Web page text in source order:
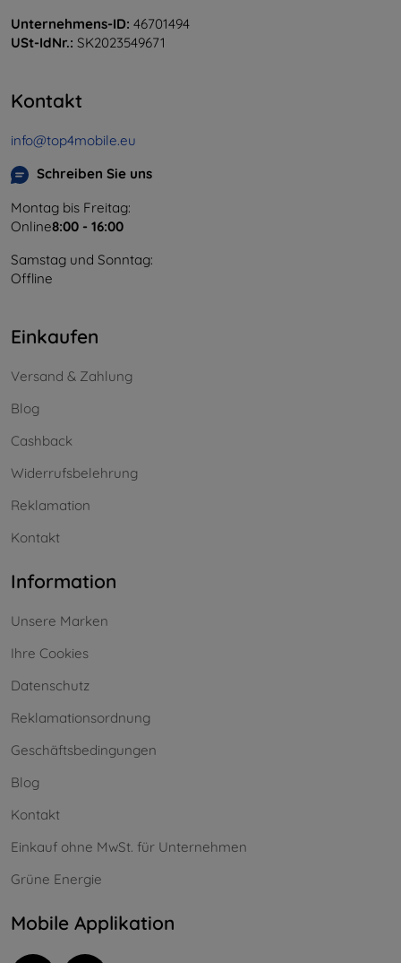
Unternehmens-ID: 46701494
USt-IdNr.: SK2023549671
Kontakt
info@top4mobile.eu
Schreiben Sie uns
Montag bis Freitag:
Online8:00 - 16:00
Samstag und Sonntag:
Offline
Einkaufen
Versand & Zahlung
Blog
Cashback
Widerrufsbelehrung
Reklamation
Kontakt
Information
Unsere Marken
Ihre Cookies
Datenschutz
Reklamationsordnung
Geschäftsbedingungen
Blog
Kontakt
Einkauf ohne MwSt. für Unternehmen
Grüne Energie
Mobile Applikation